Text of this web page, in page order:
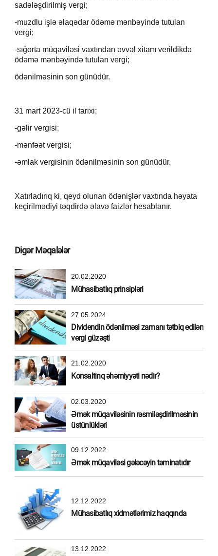
sadələşdirilmiş vergi;
-muzdlu işlə əlaqədar ödəmə mənbəyində tutulan
vergi;
-sığorta müqaviləsi vaxtından əvvəl xitam verildikdə
ödəmə mənbəyində tutulan vergi;
ödənilməsinin son günüdür.
31 mart 2023-cü il tarixi;
-gəlir vergisi;
-mənfəət vergisi;
-əmlak vergisinin ödənilməsinin son günüdür.
Xatırladırıq ki, qeyd olunan ödənişlər vaxtında həyata
keçirilmədiyi təqdirdə əlavə faizlər hesablanır.
Digər Məqalələr
20.02.2020
Mühasibatlıq prinsipləri
27.05.2024
Dividendin ödənilməsi zamanı tətbiq edilən
vergi güzəşti
21.02.2020
Konsaltinq əhəmiyyəti nədir?
02.03.2020
Əmək müqaviləsinin rəsmiləşdirilməsinin
üstünlükləri
09.12.2022
Əmək müqaviləsi gələcəyin təminatıdır
12.12.2022
Mühasibatlıq xidmətlərimiz haqqında
13.12.2022